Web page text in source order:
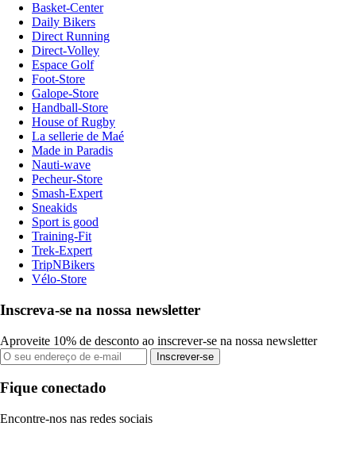
Basket-Center
Daily Bikers
Direct Running
Direct-Volley
Espace Golf
Foot-Store
Galope-Store
Handball-Store
House of Rugby
La sellerie de Maé
Made in Paradis
Nauti-wave
Pecheur-Store
Smash-Expert
Sneakids
Sport is good
Training-Fit
Trek-Expert
TripNBikers
Vélo-Store
Inscreva-se na nossa newsletter
Aproveite 10% de desconto ao inscrever-se na nossa newsletter
Inscrever-se
Fique conectado
Encontre-nos nas redes sociais